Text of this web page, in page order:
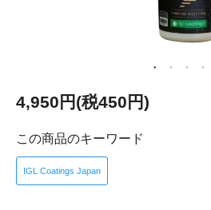
4,950円(税450円)
この商品のキーワード
IGL Coatings Japan